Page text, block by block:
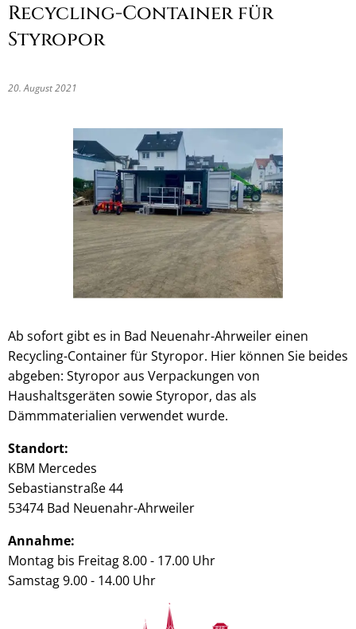
Recycling-Container für
Styropor
20. August 2021
Ab sofort gibt es in Bad Neuenahr-Ahrweiler einen
Recycling-Container für Styropor. Hier können Sie beides
abgeben: Styropor aus Verpackungen von
Haushaltsgeräten sowie Styropor, das als
Dämmmaterialien verwendet wurde.
Standort:
KBM Mercedes
Sebastianstraße 44
53474 Bad Neuenahr-Ahrweiler
Annahme:
Montag bis Freitag 8.00 - 17.00 Uhr
Samstag 9.00 - 14.00 Uhr